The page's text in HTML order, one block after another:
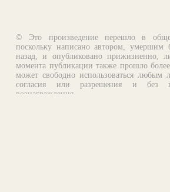
© Это произведение перешло в
поскольку написано автором, умершим
назад, и опубликовано прижизненно,
момента публикации также прошло
может свободно использоваться любым
согласия или разрешения и без
вознаграждения.